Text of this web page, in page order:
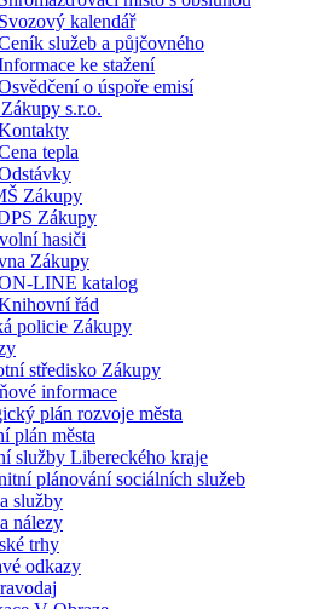
Svozový kalendář
služeb a půjčovného
ke stažení
o úspoře emisí
s.r.o.
tepla
Zákupy
Zákupy
hasiči
Zákupy
LINE katalog
řád
policie Zákupy
středisko Zákupy
informace
plán rozvoje města
plán města
služby Libereckého kraje
plánování sociálních služeb
služby
nálezy
trhy
odkazy